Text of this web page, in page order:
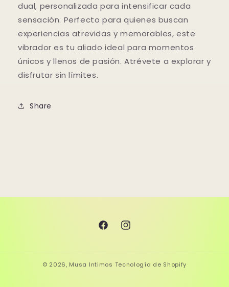
dual, personalizada para intensificar cada
sensación. Perfecto para quienes buscan
experiencias atrevidas y memorables, este
vibrador es tu aliado ideal para momentos
únicos y llenos de pasión. Atrévete a explorar y
disfrutar sin límites.
Share
FacebookInstagram
© 2026, Musa Intimos Tecnología de Shopify